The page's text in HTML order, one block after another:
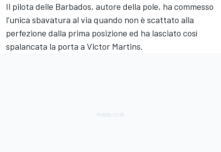
Il pilota delle Barbados, autore della pole, ha commesso
l’unica sbavatura al via quando non è scattato alla
perfezione dalla prima posizione ed ha lasciato così
spalancata la porta a Victor Martins.